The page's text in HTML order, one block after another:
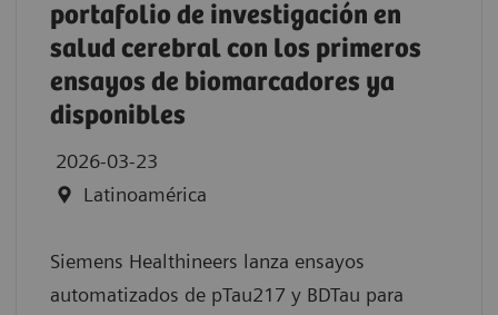
portafolio de investigación en
salud cerebral con los primeros
ensayos de biomarcadores ya
disponibles
2026-03-23
Latinoamérica
Siemens Healthineers lanza ensayos
automatizados de pTau217 y BDTau para